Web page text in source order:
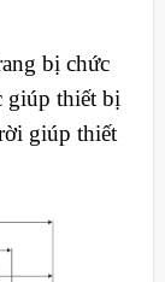
bị chức
giúp thiết bị
giúp thiết